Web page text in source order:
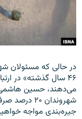
در حالی که مسئولان
۴۶ سال گذشته» در
می‌دهند، حسین هاشمی،
شهروندان
جیره‌بندی مواجه